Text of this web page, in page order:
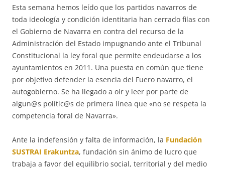
Esta semana hemos leído que los partidos navarros de
toda ideología y condición identitaria han cerrado filas con
el Gobierno de Navarra en contra del recurso de la
Administración del Estado impugnando ante el Tribunal
Constitucional la ley foral que permite endeudarse a los
ayuntamientos en 2011. Una puesta en común que tiene
por objetivo defender la esencia del Fuero navarro, el
autogobierno. Se ha llegado a oír y leer por parte de
algun@s polític@s de primera línea que «no se respeta la
competencia foral de Navarra».
Ante la indefensión y falta de información, la Fundación
SUSTRAI Erakuntza, fundación sin ánimo de lucro que
trabaja a favor del equilibrio social, territorial y del medio